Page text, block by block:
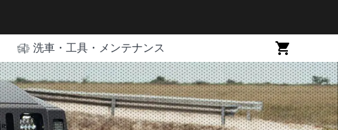
洗車・工具・メンテナンス